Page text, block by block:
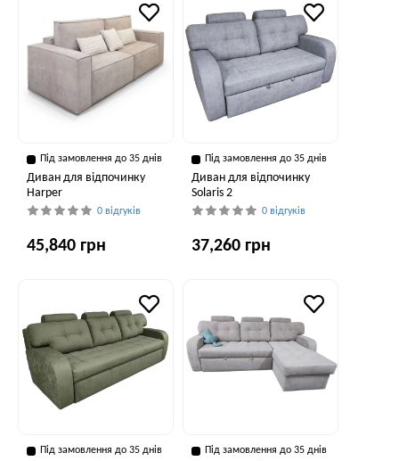
Під замовлення до 35 днів
Диван для відпочинку
Harper
0 відгуків
45,840 грн
Під замовлення до 35 днів
Диван для відпочинку
Solaris 2
0 відгуків
37,260 грн
Під замовлення до 35 днів Під замовлення до 35 днів